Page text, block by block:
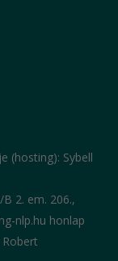
(hosting): Sybell
2. em. 206.,
nlp.hu honlap